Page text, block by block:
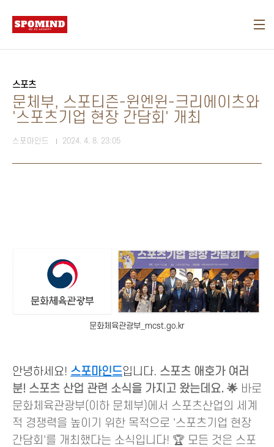
스포츠
문체부, 스포티즌-윈엔윈-크리에이츠와
'스포츠기업 현장 간담회' 개최
스포마인드 2024. 4. 8. 23:05
문화체육관광부_mcst.go.kr
안녕하세요! 스포마인드입니다. 스포츠 애호가 여러
분! 스포츠 산업 관련 소식을 가지고 왔는데요. 🌟 바로
문화체육관광부(이하 문체부)에서 스포츠산업의 세계
적 경쟁력을 높이기 위한 목적으로 '스포츠기업 현장
간담회'를 개최했다는 소식입니다! 🏆 모든 것은 스포